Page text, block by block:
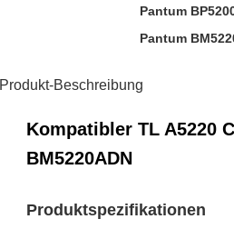
Pantum
Pantum
Produkt-Beschreibung
Kompatibler TL A5220
BM5220ADN
Produktspezifikationen